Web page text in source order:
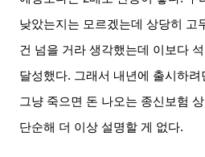
낮았는지는 모르겠는데 상당히 고
건 넘을 거라 생각했는데 이보다
달성했다. 그래서 내년에 출시하
그냥 죽으면 돈 나오는 종신보험
단순해 더 이상 설명할 게 없다.